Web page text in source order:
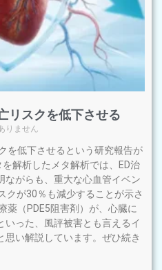
リスクを低下させる
りません
を低下させるという研究報告が
解析したメタ解析では、ED治
ながらも、重大な心血管イベン
クが30％も減少することが示さ
薬（PDE5阻害剤）が、心臓に
いった、風評被害とも言えるイ
思い解説しています。ぜひ続き